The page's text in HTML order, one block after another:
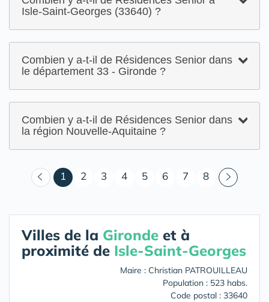
Isle-Saint-Georges (33640) ?
Combien y a-t-il de Résidences Senior dans
le département 33 - Gironde ?
Combien y a-t-il de Résidences Senior dans
la région Nouvelle-Aquitaine ?
1 (courant)
2 3 4 5 6 7 8
Villes de la Gironde et à
proximité de Isle-Saint-Georges
Maire : Christian PATROUILLEAU
Population : 523 habs.
Code postal : 33640